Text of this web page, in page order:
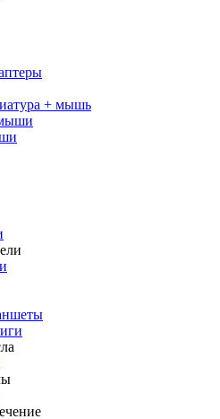
+ мышь